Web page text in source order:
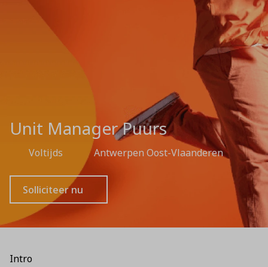
Unit Manager Puurs
Voltijds Antwerpen Oost-Vlaanderen
Solliciteer nu
Intro